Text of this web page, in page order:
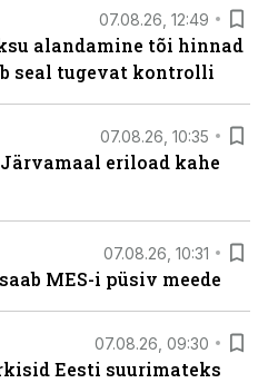
07.08.26, 12:49
alandamine tõi hinnad
seal tugevat kontrolli
07.08.26, 10:35
eriload kahe
07.08.26, 10:31
MES-i püsiv meede
07.08.26, 09:30
Eesti suurimateks